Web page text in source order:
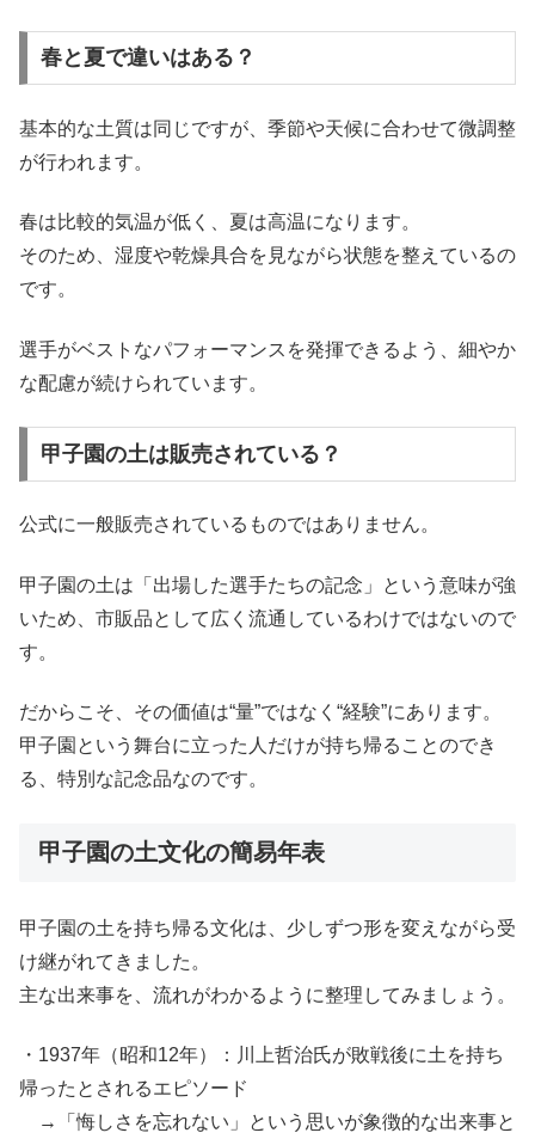
春と夏で違いはある？
基本的な土質は同じですが、季節や天候に合わせて微調整
が行われます。
春は比較的気温が低く、夏は高温になります。
そのため、湿度や乾燥具合を見ながら状態を整えているの
です。
選手がベストなパフォーマンスを発揮できるよう、細やか
な配慮が続けられています。
甲子園の土は販売されている？
公式に一般販売されているものではありません。
甲子園の土は「出場した選手たちの記念」という意味が強
いため、市販品として広く流通しているわけではないので
す。
だからこそ、その価値は“量”ではなく“経験”にあります。
甲子園という舞台に立った人だけが持ち帰ることのでき
る、特別な記念品なのです。
甲子園の土文化の簡易年表
甲子園の土を持ち帰る文化は、少しずつ形を変えながら受
け継がれてきました。
主な出来事を、流れがわかるように整理してみましょう。
・1937年（昭和12年）：川上哲治氏が敗戦後に土を持ち
帰ったとされるエピソード
→「悔しさを忘れない」という思いが象徴的な出来事と